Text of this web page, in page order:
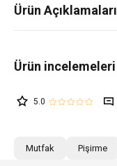
Ürün Açıklamaları
5.0
Mutfak Pişirme